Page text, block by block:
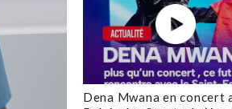
Dena Mwana en concert